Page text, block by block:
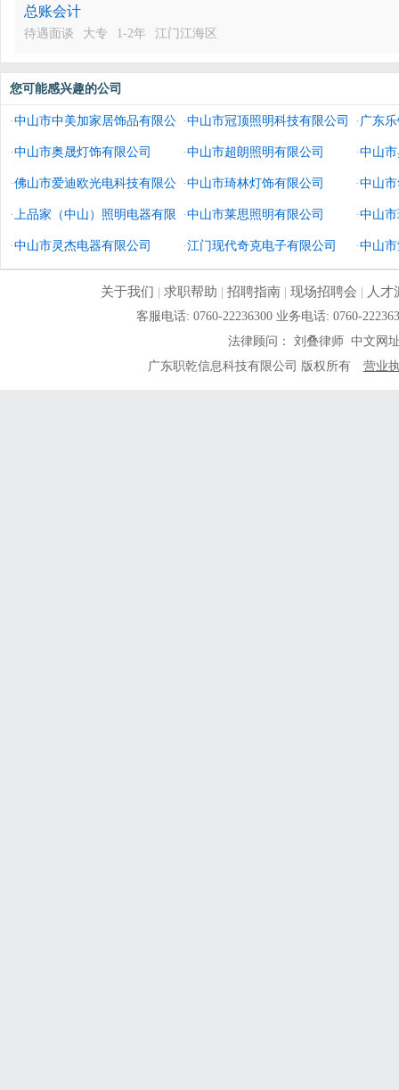
总账会计
待遇面谈 大专 1-2年 江门江海区
您可能感兴趣的公司
·中山市中美加家居饰品有限公
司
·中山市冠顶照明科技有限公司 ·广东
·中山市奥晟灯饰有限公司 ·中山市超朗照明有限公司 ·中山
·佛山市爱迪欧光电科技有限公
司
·中山市琦林灯饰有限公司 ·中山
·上品家（中山）照明电器有限
公司
·中山市莱思照明有限公司 ·中山
·中山市灵杰电器有限公司 ·江门现代奇克电子有限公司 ·中山
关于我们 | 求职帮助 | 招聘指南| 现场招聘会 | 人才
客服电话: 0760-22236300 业务电话: 0760-
法律顾问： 刘叠律师 中文网
广东职乾信息科技有限公司 版权所有
营业